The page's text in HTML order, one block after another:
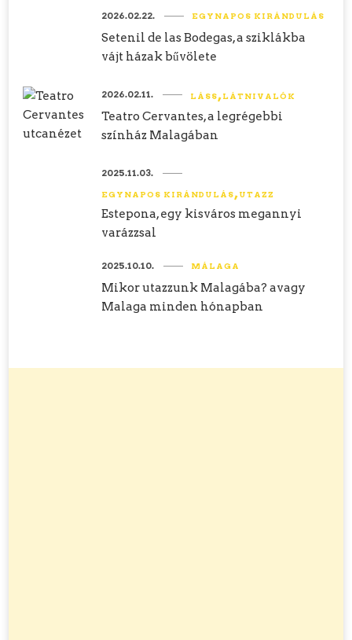
EGYNAPOS KIRÁNDULÁS
Setenil de las Bodegas, a sziklákba
vájt házak bűvölete
2026.02.22.
LÁSS LÁTNIVALÓK
Teatro Cervantes, a legrégebbi
színház Malagában
2026.02.11.
EGYNAPOS KIRÁNDULÁS UTAZZ
Estepona, egy kisváros megannyi
varázzsal
2025.11.03.
MÁLAGA
Mikor utazzunk Malagába? avagy
Malaga minden hónapban
2025.10.10.